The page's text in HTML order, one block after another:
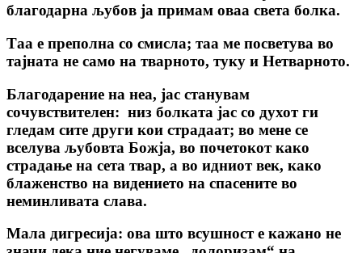
благодарна љубов ја примам оваа света болка.
Таа е преполна со смисла; таа ме посветува во
тајната не само на тварното, туку и Нетварното.
Благодарение на неа, јас станувам
сочувствителен: низ болката јас со духот ги
гледам сите други кои страдаат; во мене се
вселува љубовта Божја, во почетокот како
страдање на сета твар, а во идниот век, како
блаженство на видението на спасените во
неминливата слава.
Мала дигресија: ова што всушност е кажано не